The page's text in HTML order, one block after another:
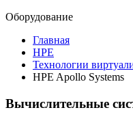
Оборудование
Главная
HPE
Технологии
HPE Apollo Systems
Вычислительные